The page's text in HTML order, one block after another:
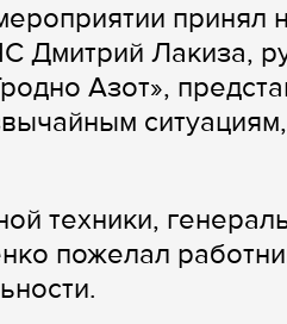
принял
Дмитрий Лакиза,
Азот»,
техники,
пожелал